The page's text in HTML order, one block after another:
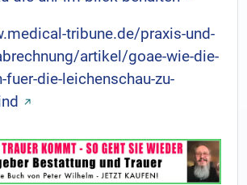
tribune.de/praxis-und-
artikel/goae-wie-die-
fuer-die-leichenschau-zu-